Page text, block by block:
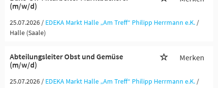
(m/w/d)
25.07.2026 / EDEKA Markt Halle „Am Treff“ Philipp Herrmann e.K. /
Halle (Saale)
Abteilungsleiter Obst und Gemüse
(m/w/d)
Merken
25.07.2026 / EDEKA Markt Halle „Am Treff“ Philipp Herrmann e.K. /